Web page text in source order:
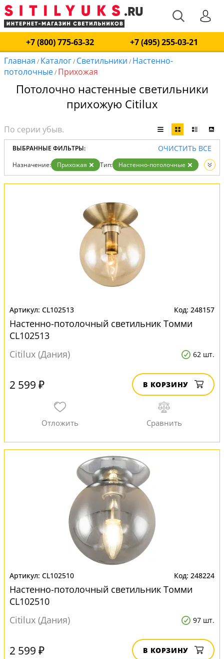
+7 (800) 775-63-32
+7 (495) 255-03-21
Главная / Каталог/ Светильники / Настенно-
потолочные/ Прихожая
Потолочно настенные светильники
прихожую Citilux
ВЫБРАННЫЕ ФИЛЬТРЫ: ОЧИСТИТЬ ВСЕ
Назначение: Прихожая Тип:
Настенно-потолочные
Вид:
Светильники
CL102513 248157
Настенно-потолочный светильник Томми
CL102513
Citilux (Дания)
62 шт.
2 599 ₽ В КОРЗИНУ
CL102510 248224
Настенно-потолочный светильник Томми
CL102510
Citilux (Дания)
97 шт.
2 599 ₽ В КОРЗИНУ